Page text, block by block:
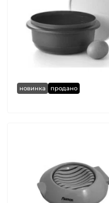
новинка продано